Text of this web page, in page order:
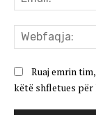
Ruaj emrin
këtë shfletues